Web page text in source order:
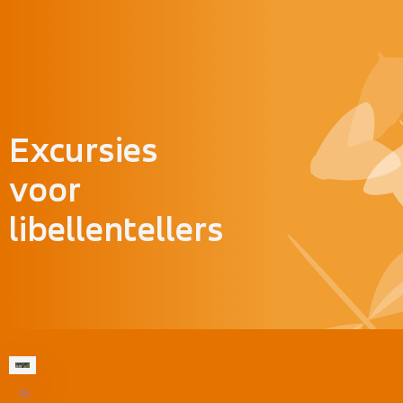
Excursies
voor
libellentellers
16